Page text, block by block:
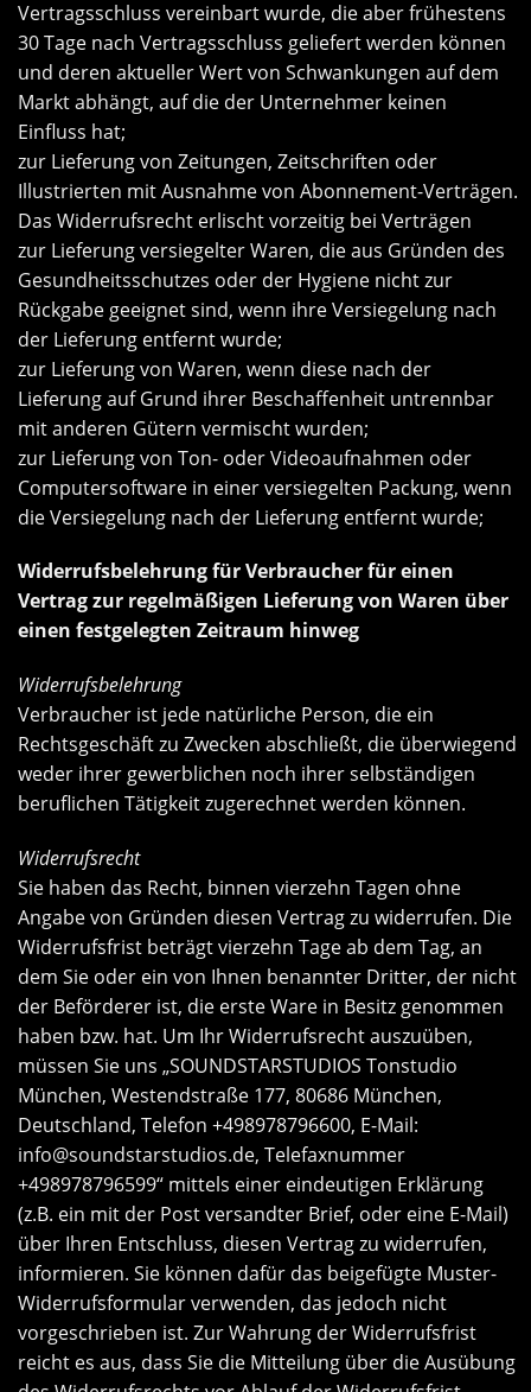
Vertragsschluss vereinbart wurde, die aber frühestens
30 Tage nach Vertragsschluss geliefert werden können
und deren aktueller Wert von Schwankungen auf dem
Markt abhängt, auf die der Unternehmer keinen
Einfluss hat;
zur Lieferung von Zeitungen, Zeitschriften oder
Illustrierten mit Ausnahme von Abonnement-Verträgen.
Das Widerrufsrecht erlischt vorzeitig bei Verträgen
zur Lieferung versiegelter Waren, die aus Gründen des
Gesundheitsschutzes oder der Hygiene nicht zur
Rückgabe geeignet sind, wenn ihre Versiegelung nach
der Lieferung entfernt wurde;
zur Lieferung von Waren, wenn diese nach der
Lieferung auf Grund ihrer Beschaffenheit untrennbar
mit anderen Gütern vermischt wurden;
zur Lieferung von Ton- oder Videoaufnahmen oder
Computersoftware in einer versiegelten Packung, wenn
die Versiegelung nach der Lieferung entfernt wurde;
Widerrufsbelehrung für Verbraucher für einen
Vertrag zur regelmäßigen Lieferung von Waren über
einen festgelegten Zeitraum hinweg
Widerrufsbelehrung
Verbraucher ist jede natürliche Person, die ein
Rechtsgeschäft zu Zwecken abschließt, die überwiegend
weder ihrer gewerblichen noch ihrer selbständigen
beruflichen Tätigkeit zugerechnet werden können.
Widerrufsrecht
Sie haben das Recht, binnen vierzehn Tagen ohne
Angabe von Gründen diesen Vertrag zu widerrufen. Die
Widerrufsfrist beträgt vierzehn Tage ab dem Tag, an
dem Sie oder ein von Ihnen benannter Dritter, der nicht
der Beförderer ist, die erste Ware in Besitz genommen
haben bzw. hat. Um Ihr Widerrufsrecht auszuüben,
müssen Sie uns „SOUNDSTARSTUDIOS Tonstudio
München, Westendstraße 177, 80686 München,
Deutschland, Telefon +498978796600, E-Mail:
info@soundstarstudios.de, Telefaxnummer
+498978796599“ mittels einer eindeutigen Erklärung
(z.B. ein mit der Post versandter Brief, oder eine E-Mail)
über Ihren Entschluss, diesen Vertrag zu widerrufen,
informieren. Sie können dafür das beigefügte Muster-
Widerrufsformular verwenden, das jedoch nicht
vorgeschrieben ist. Zur Wahrung der Widerrufsfrist
reicht es aus, dass Sie die Mitteilung über die Ausübung